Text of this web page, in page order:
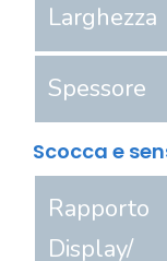
Larghezza
Spessore
Scocca e
Rapporto
Display/